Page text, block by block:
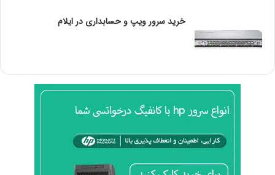
خرید سرور ویپ و حسابداری در ایلام